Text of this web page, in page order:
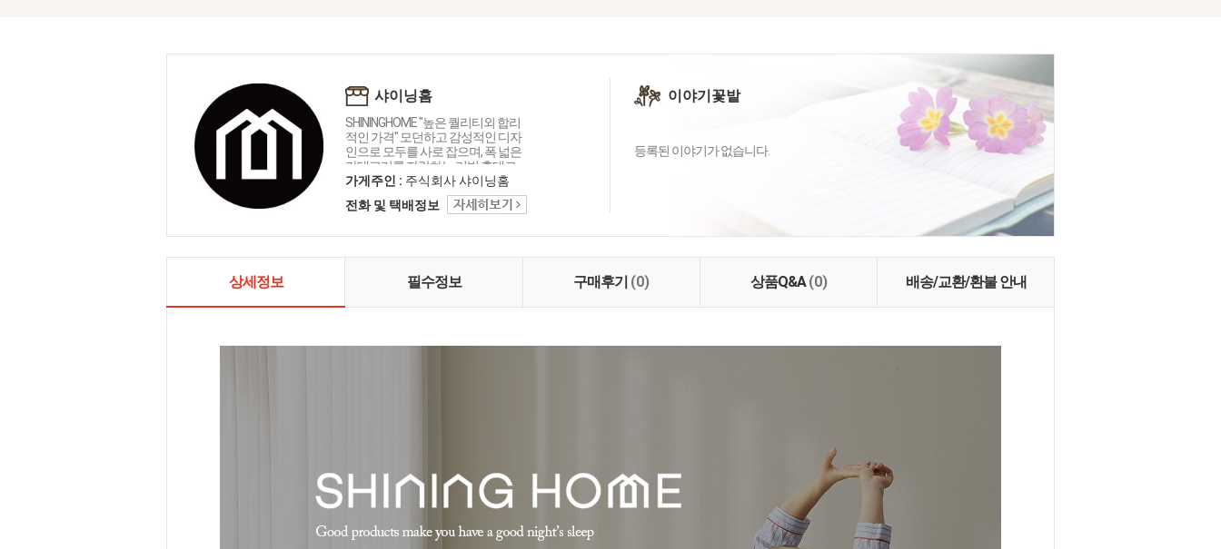
샤이닝홈
SHININGHOME "높은 퀄리티외 합리
적인 가격" 모던하고 감성적인 디자
인으로 모두를 사로 잡으며, 폭 넓은
카테고리를 자랑하는 리빙 홈데코
인테리어 샤이닝홈입니다.
가게주인 : 주식회사 샤이닝홈
전화 및 택배정보
이야기꽃밭
등록된 이야기가 없습니다.
상세정보 필수정보 구매후기 (0) 상품Q&A(0) 배송/교환/환불 안내